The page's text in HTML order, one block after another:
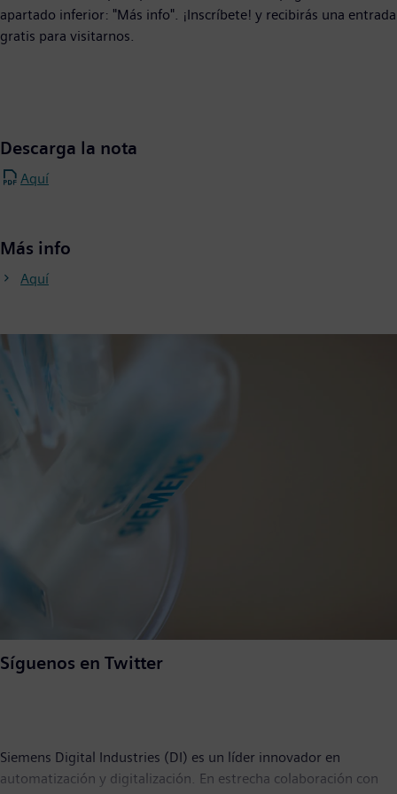
apartado inferior: "Más info". ¡Inscríbete! y recibirás una entrada
gratis para visitarnos.
Descarga la nota
Aquí
Más info
Aquí
Síguenos en Twitter
Siemens Digital Industries (DI) es un líder innovador en
automatización y digitalización. En estrecha colaboración con